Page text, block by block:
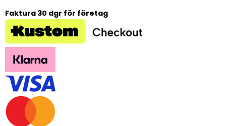
Faktura 30 dgr för företag